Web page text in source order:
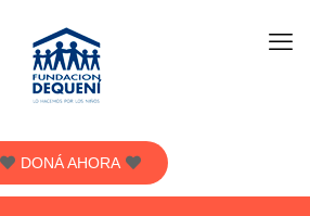
DONÁ AHORA